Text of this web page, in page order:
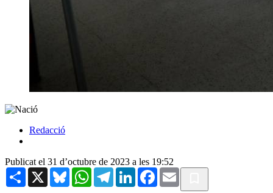
Redacció
Publicat el 31 d’octubre de 2023 a les 19:52
Share X BlueskyWhatsAppTelegramLinkedInFacebook
Email